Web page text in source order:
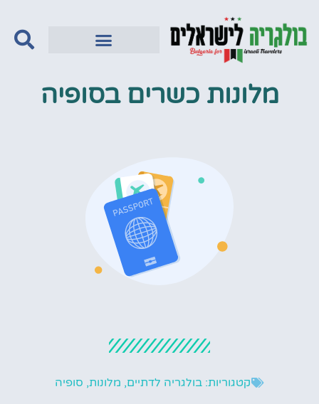
מלונות כשרים בסופיה
קטגוריות: בולגריה לדתיים, מלונות, סופיה